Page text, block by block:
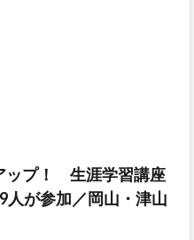
ップ！ 生涯学習講座
人が参加／岡山・津山